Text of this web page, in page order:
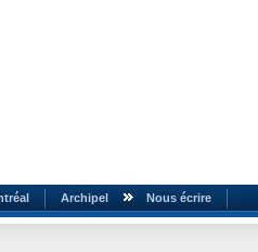
Archipel Nous écrire